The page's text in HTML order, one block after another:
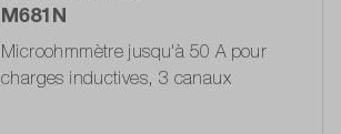
M681N
Microohmmètre jusqu'à 50 A pour
charges inductives, 3 canaux